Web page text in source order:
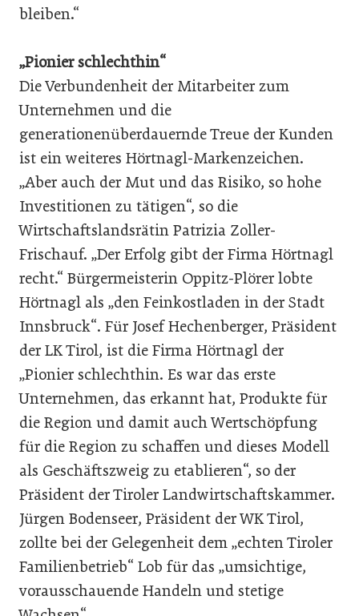
bleiben.“
„Pionier schlechthin“
Die Verbundenheit der Mitarbeiter zum
Unternehmen und die
generationenüberdauernde Treue der Kunden
ist ein weiteres Hörtnagl-Markenzeichen.
„Aber auch der Mut und das Risiko, so hohe
Investitionen zu tätigen“, so die
Wirtschaftslandsrätin Patrizia Zoller-
Frischauf. „Der Erfolg gibt der Firma Hörtnagl
recht.“ Bürgermeisterin Oppitz-Plörer lobte
Hörtnagl als „den Feinkostladen in der Stadt
Innsbruck“. Für Josef Hechenberger, Präsident
der LK Tirol, ist die Firma Hörtnagl der
„Pionier schlechthin. Es war das erste
Unternehmen, das erkannt hat, Produkte für
die Region und damit auch Wertschöpfung
für die Region zu schaffen und dieses Modell
als Geschäftszweig zu etablieren“, so der
Präsident der Tiroler Landwirtschaftskammer.
Jürgen Bodenseer, Präsident der WK Tirol,
zollte bei der Gelegenheit dem „echten Tiroler
Familienbetrieb“ Lob für das „umsichtige,
vorausschauende Handeln und stetige